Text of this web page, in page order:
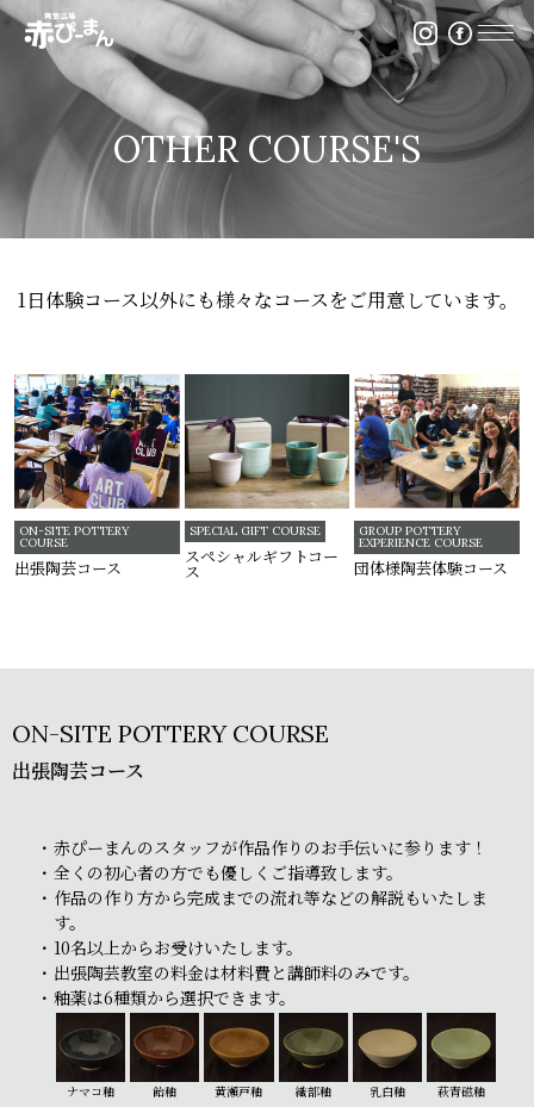
イベント・出張陶芸・体験陶芸は福岡市の陶芸教室赤
OTHER COURSE'S
1日体験コース以外にも様々なコースをご用意しています。
ON-SITE POTTERY
COURSE
出張陶芸コース
SPECIAL GIFT COURSE
スペシャルギフトコー
ス
GROUP POTTERY
EXPERIENCE COURSE
団体様陶芸体験コース
ON-SITE POTTERY COURSE
出張陶芸コース
赤ぴーまんのスタッフが作品作りのお手伝いに参ります！
全くの初心者の方でも優しくご指導致します。
作品の作り方から完成までの流れ等などの解説もいたしま
す。
10名以上からお受けいたします。
出張陶芸教室の料金は材料費と講師料のみです。
釉薬は6種類から選択できます。
ナマコ釉 飴釉 黄瀬戸釉 織部釉 乳白釉 萩青磁釉